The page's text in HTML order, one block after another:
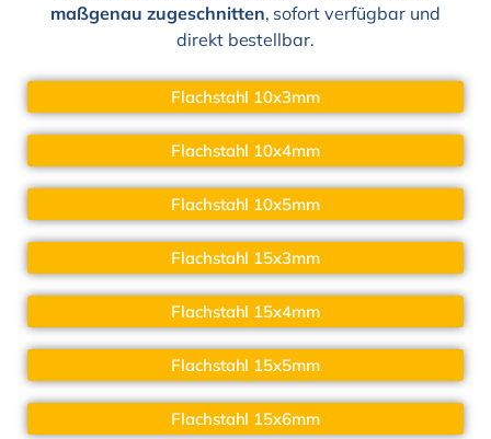
maßgenau zugeschnitten, sofort verfügbar und
direkt bestellbar.
Flachstahl 10x3mm
Flachstahl 10x4mm
Flachstahl 10x5mm
Flachstahl 15x3mm
Flachstahl 15x4mm
Flachstahl 15x5mm
Flachstahl 15x6mm